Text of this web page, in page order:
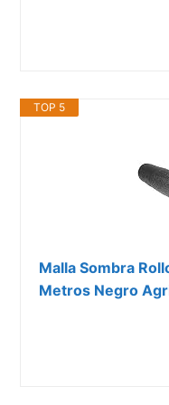
TOP 5
Malla Sombra
Metros Negro